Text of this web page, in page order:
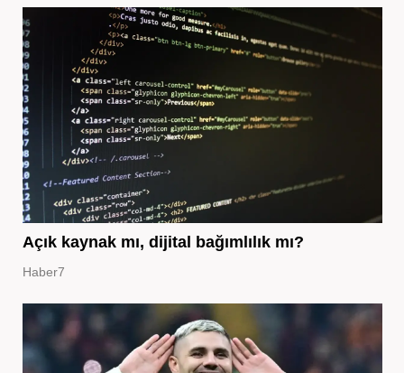
Açık kaynak mı, dijital bağımlılık mı?
Haber7